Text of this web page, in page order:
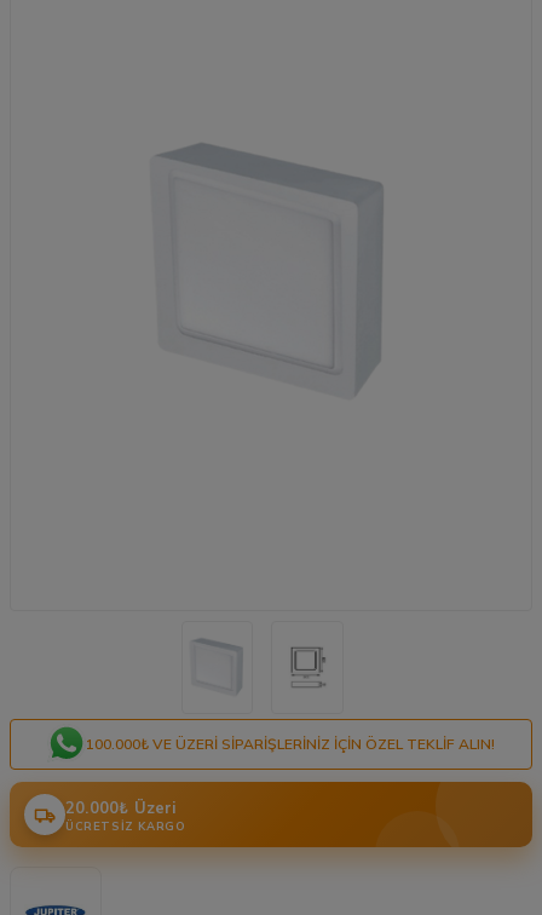
100.000₺ VE ÜZERI SIPARIŞLERINIZ IÇIN ÖZEL TEKLIF ALIN!
20.000₺ Üzeri
ÜCRETSIZ KARGO